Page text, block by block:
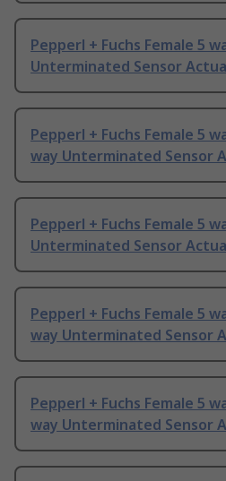
Pepperl + Fuchs Female 5
Unterminated Sensor
Pepperl + Fuchs Female 5
way Unterminated Sensor
Pepperl + Fuchs Female 5
Unterminated Sensor
Pepperl + Fuchs Female 5
way Unterminated Sensor
Pepperl + Fuchs Female 5
way Unterminated Sensor